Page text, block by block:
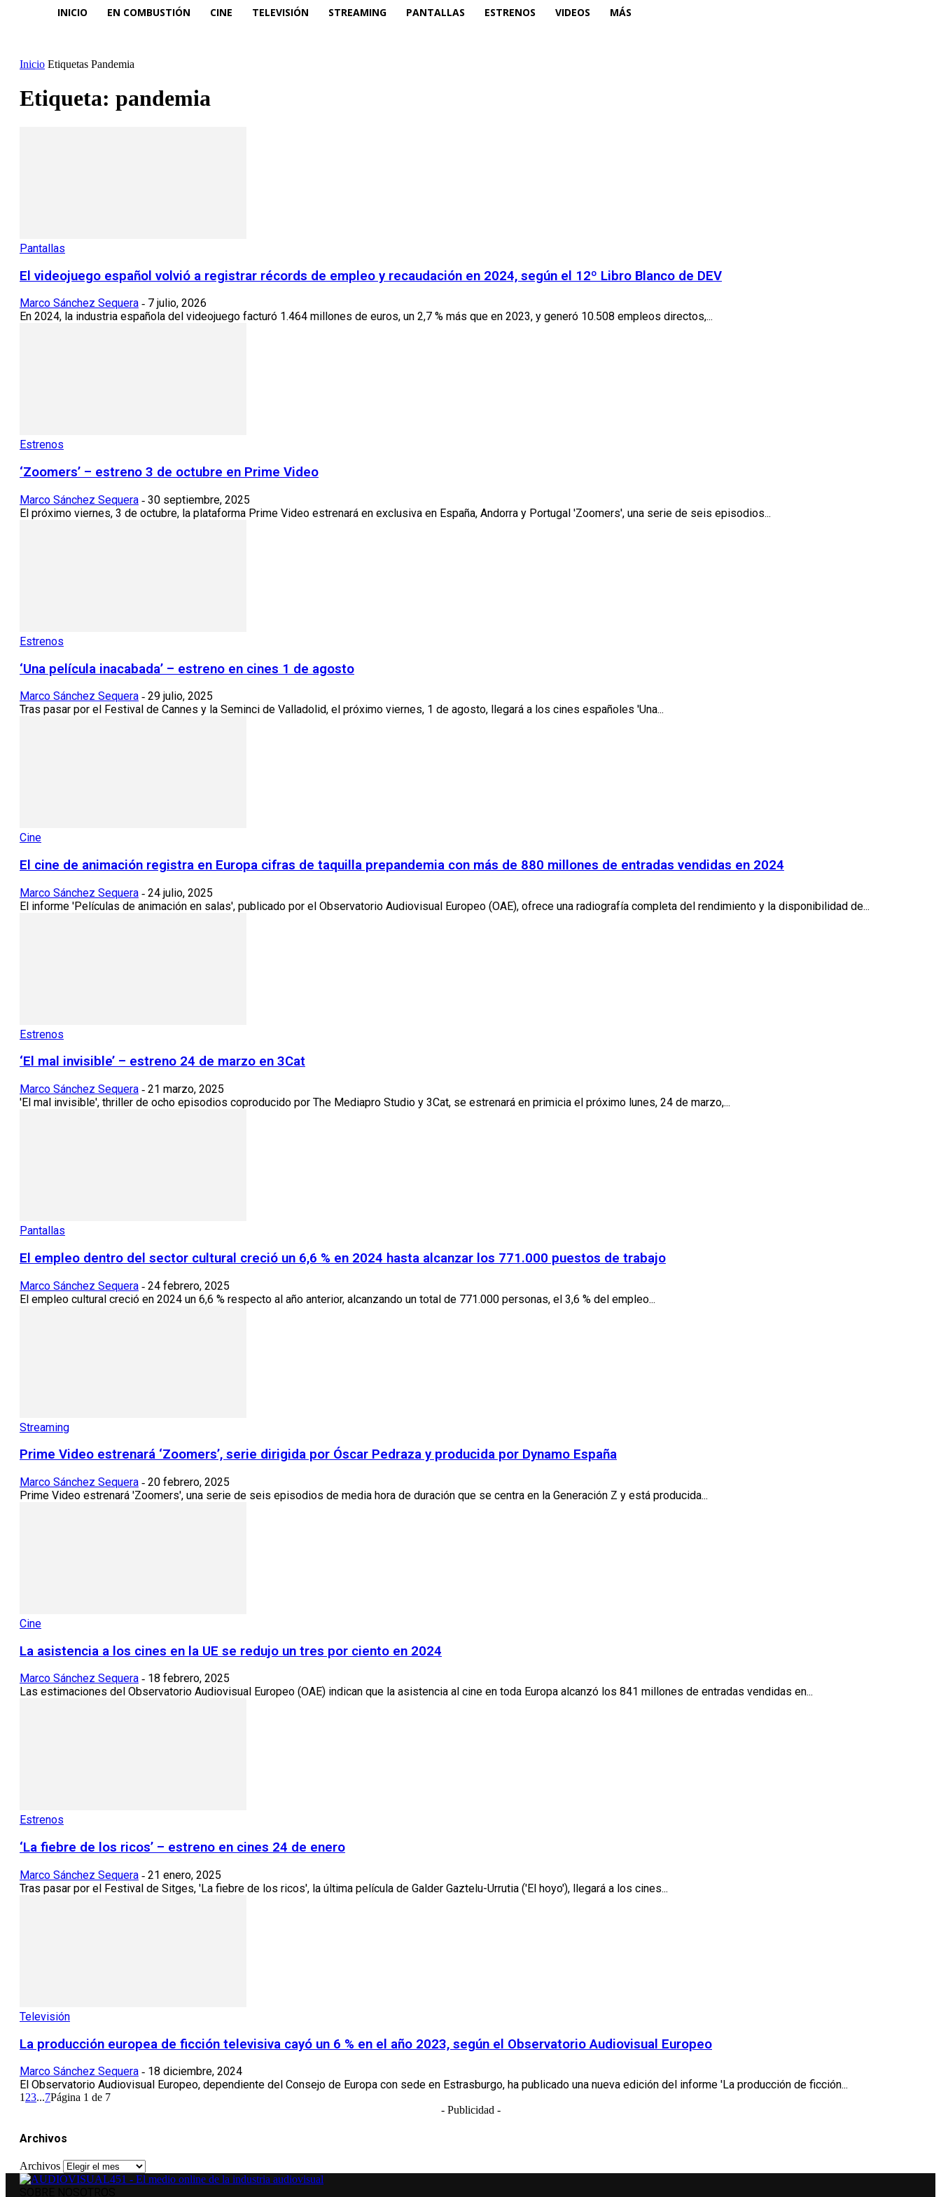
INICIO EN COMBUSTIÓN CINE TELEVISIÓN STREAMING PANTALLAS ESTRENOS VIDEOS MÁS
Inicio Etiquetas Pandemia
Etiqueta: pandemia
Pantallas
El videojuego español volvió a registrar récords de empleo y recaudación en 2024, según el 12º Libro Blanco de DEV
Marco Sánchez Sequera - 7 julio, 2026
En 2024, la industria española del videojuego facturó 1.464 millones de euros, un 2,7 % más que en 2023, y generó 10.508 empleos directos,...
Estrenos
‘Zoomers’ – estreno 3 de octubre en Prime Video
Marco Sánchez Sequera - 30 septiembre, 2025
El próximo viernes, 3 de octubre, la plataforma Prime Video estrenará en exclusiva en España, Andorra y Portugal 'Zoomers', una serie de seis episodios...
Estrenos
‘Una película inacabada’ – estreno en cines 1 de agosto
Marco Sánchez Sequera - 29 julio, 2025
Tras pasar por el Festival de Cannes y la Seminci de Valladolid, el próximo viernes, 1 de agosto, llegará a los cines españoles 'Una...
Cine
El cine de animación registra en Europa cifras de taquilla prepandemia con más de 880 millones de entradas vendidas en 2024
Marco Sánchez Sequera - 24 julio, 2025
El informe 'Películas de animación en salas', publicado por el Observatorio Audiovisual Europeo (OAE), ofrece una radiografía completa del rendimiento y la disponibilidad de...
Estrenos
‘El mal invisible’ – estreno 24 de marzo en 3Cat
Marco Sánchez Sequera - 21 marzo, 2025
'El mal invisible', thriller de ocho episodios coproducido por The Mediapro Studio y 3Cat, se estrenará en primicia el próximo lunes, 24 de marzo,...
Pantallas
El empleo dentro del sector cultural creció un 6,6 % en 2024 hasta alcanzar los 771.000 puestos de trabajo
Marco Sánchez Sequera - 24 febrero, 2025
El empleo cultural creció en 2024 un 6,6 % respecto al año anterior, alcanzando un total de 771.000 personas, el 3,6 % del empleo...
Streaming
Prime Video estrenará ‘Zoomers’, serie dirigida por Óscar Pedraza y producida por Dynamo España
Marco Sánchez Sequera - 20 febrero, 2025
Prime Video estrenará 'Zoomers', una serie de seis episodios de media hora de duración que se centra en la Generación Z y está producida...
Cine
La asistencia a los cines en la UE se redujo un tres por ciento en 2024
Marco Sánchez Sequera - 18 febrero, 2025
Las estimaciones del Observatorio Audiovisual Europeo (OAE) indican que la asistencia al cine en toda Europa alcanzó los 841 millones de entradas vendidas en...
Estrenos
‘La fiebre de los ricos’ – estreno en cines 24 de enero
Marco Sánchez Sequera - 21 enero, 2025
Tras pasar por el Festival de Sitges, 'La fiebre de los ricos', la última película de Galder Gaztelu-Urrutia ('El hoyo'), llegará a los cines...
Televisión
La producción europea de ficción televisiva cayó un 6 % en el año 2023, según el Observatorio Audiovisual Europeo
Marco Sánchez Sequera - 18 diciembre, 2024
El Observatorio Audiovisual Europeo, dependiente del Consejo de Europa con sede en Estrasburgo, ha publicado una nueva edición del informe 'La producción de ficción...
1 23...7Página 1 de 7
- Publicidad -
Archivos
Archivos